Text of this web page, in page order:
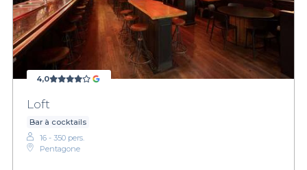
4,0
Loft
Bar à cocktails
16 - 350 pers.
Pentagone